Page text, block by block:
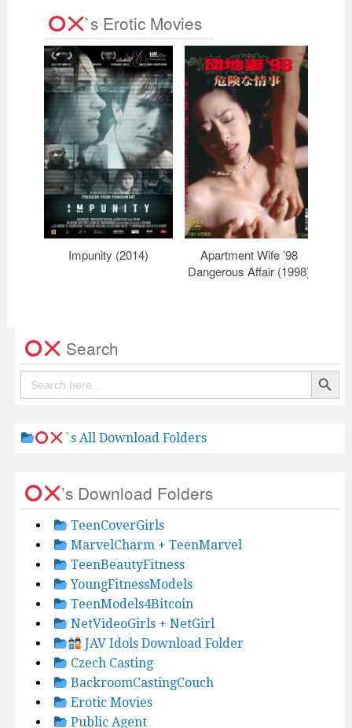
`s Erotic Movies
Impunity (2014)
Apartment Wife ’98
Dangerous Affair (1998)
Search
Search
for:
Search Button
`s All Download Folders
’s Download Folders
TeenCoverGirls
MarvelCharm + TeenMarvel
TeenBeautyFitness
YoungFitnessModels
TeenModels4Bitcoin
NetVideoGirls + NetGirl
JAV Idols Download Folder
Czech Casting
BackroomCastingCouch
Erotic Movies
Public Agent